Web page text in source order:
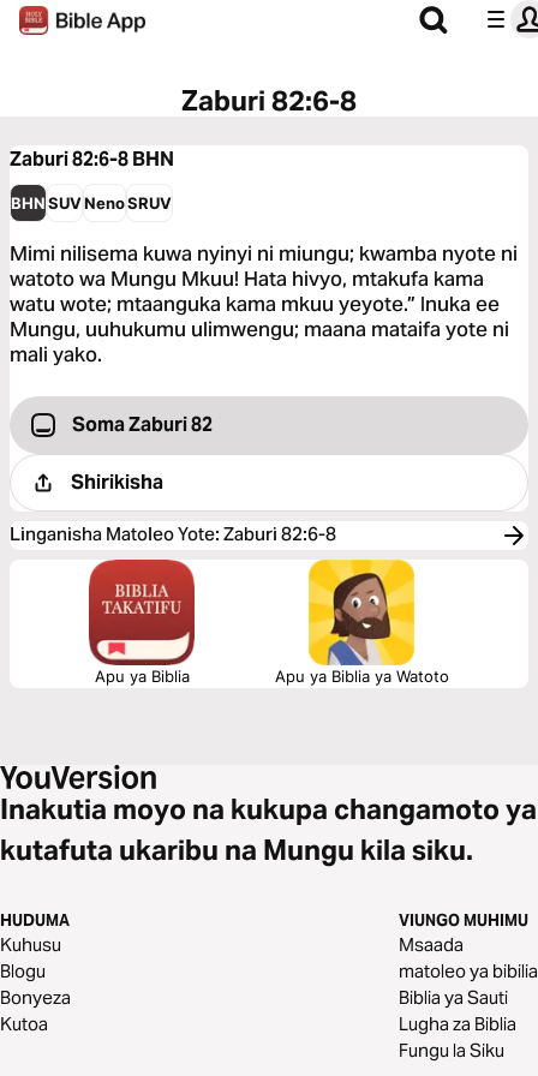
Zaburi 82:6-8
Zaburi 82:6-8BHN
BHNSUVNenoSRUV
Mimi nilisema kuwa nyinyi ni miungu; kwamba nyote ni
watoto wa Mungu Mkuu! Hata hivyo, mtakufa kama
watu wote; mtaanguka kama mkuu yeyote.” Inuka ee
Mungu, uuhukumu ulimwengu; maana mataifa yote ni
mali yako.
Soma Zaburi 82
Shirikisha
Linganisha Matoleo Yote: Zaburi 82:6-8
Apu ya Biblia Apu ya Biblia ya Watoto
Inakutia moyo na kukupa changamoto ya
kutafuta ukaribu na Mungu kila siku.
HUDUMA
Kuhusu
Blogu
Bonyeza
Kutoa
VIUNGO MUHIMU
Msaada
matoleo ya bibilia
Biblia ya Sauti
Lugha za Biblia
Fungu la Siku